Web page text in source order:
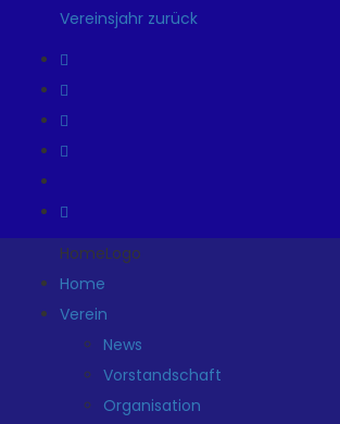
Vereinsjahr zurück
HomeLogo
Home
Verein
News
Vorstandschaft
Organisation